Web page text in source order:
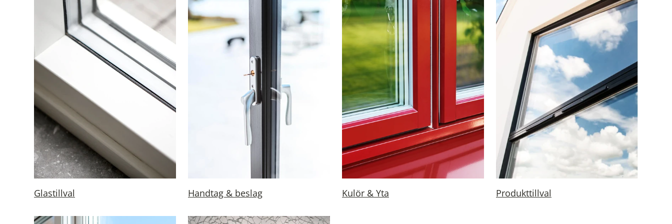
Glastillval Handtag & beslag Kulör & Yta Produkttillval